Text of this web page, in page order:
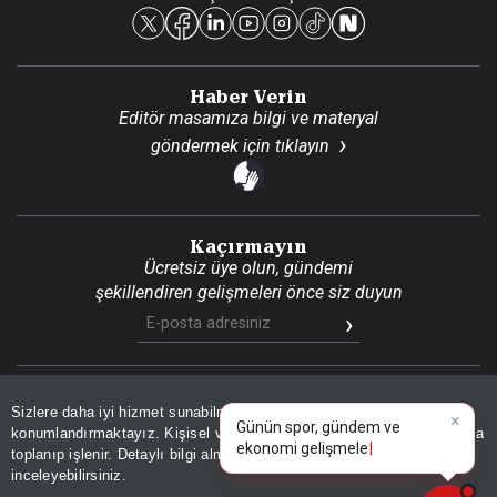
Sizlere daha iyi hizmet sunabilmek adına sitemizde
konumlandırmaktayız. Kişisel verileriniz, KVKK ve GDPR kapsamında
toplanıp işlenir. Detaylı bilgi almak içinAydınlatma Metnimizi
inceleyebilirsiniz.
Reklam Ver
Haber Verin
Editör masamıza bilgi ve materyal
göndermek için tıklayın
Kaçırmayın
Ücretsiz üye olun, gündemi
şekillendiren gelişmeleri önce siz duyun
© 2026 İhlas Medya Grubu. Tüm Hakları Saklıdır
Son DakikaSite HaritasıRSSKVKK Aydınlatma Metni
Gizlilik PolitikasıÇerez Politikası
×
Günün spor, gündem ve
ekonomi gelişmelerini analiz
edi|